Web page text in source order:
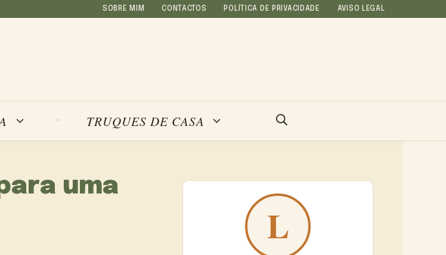
SOBRE MIM CONTACTOS POLÍTICA DE PRIVACIDADE AVISO LEGAL
TRUQUES DE CASA
uma